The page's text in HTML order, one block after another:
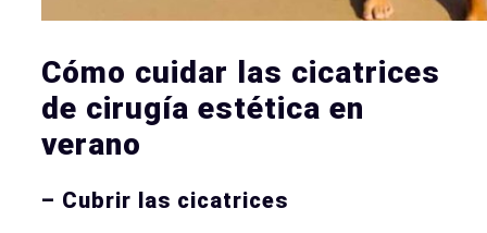
Cómo cuidar las cicatrices
de cirugía estética en
verano
– Cubrir las cicatrices